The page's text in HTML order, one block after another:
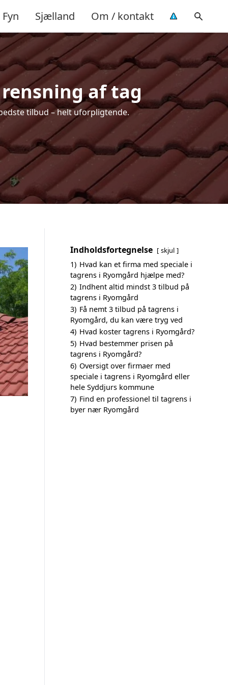
Fyn Sjælland Om / kontakt
af tag
tilbud – helt uforpligtende.
Indholdsfortegnelse skjul
1) Hvad kan et firma med speciale i
tagrens i Ryomgård hjælpe med?
2) Indhent altid mindst 3 tilbud på
tagrens i Ryomgård
3) Få nemt 3 tilbud på tagrens i
Ryomgård, du kan være tryg ved
4) Hvad koster tagrens i Ryomgård?
5) Hvad bestemmer prisen på
tagrens i Ryomgård?
6) Oversigt over firmaer med
speciale i tagrens i Ryomgård eller
hele Syddjurs kommune
7) Find en professionel til tagrens i
byer nær Ryomgård